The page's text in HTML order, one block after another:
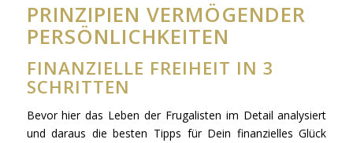
PRINZIPIEN VERMÖGENDER
PERSÖNLICHKEITEN
FINANZIELLE FREIHEIT IN 3
SCHRITTEN
Bevor hier das Leben der Frugalisten im Detail analysiert
und daraus die besten Tipps für Dein finanzielles Glück